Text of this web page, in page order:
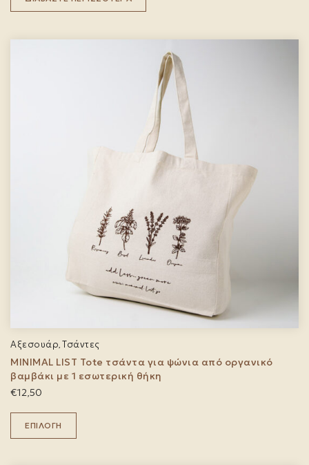
Αξεσουάρ Τσάντες
MINIMAL LIST Tote τσάντα για ψώνια από οργανικό
βαμβάκι με 1 εσωτερική θήκη
€12,50
ΕΠΙΛΟΓΉ
Αυτό
προϊόν